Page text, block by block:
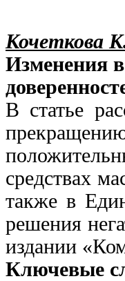
Кочеткова
Изменения
В статье
средствах
также в
решения
издании
Ключевые